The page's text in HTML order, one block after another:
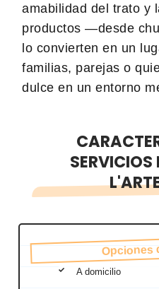
amabilidad del trato y
productos —desde
lo convierten en un
familias, parejas o
dulce en un entorno
SERVICIOS
Opciones
A domicilio